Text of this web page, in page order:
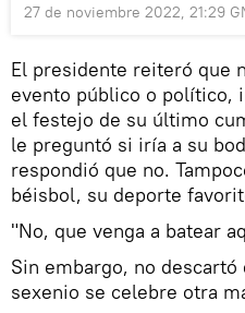
27 de noviembre 2022, 21:29
El presidente reiteró que
evento público o político,
el festejo de su último
le preguntó si iría a su
respondió que no.
béisbol, su deporte
"No, que venga a batear
Sin embargo, no
sexenio se celebre otra